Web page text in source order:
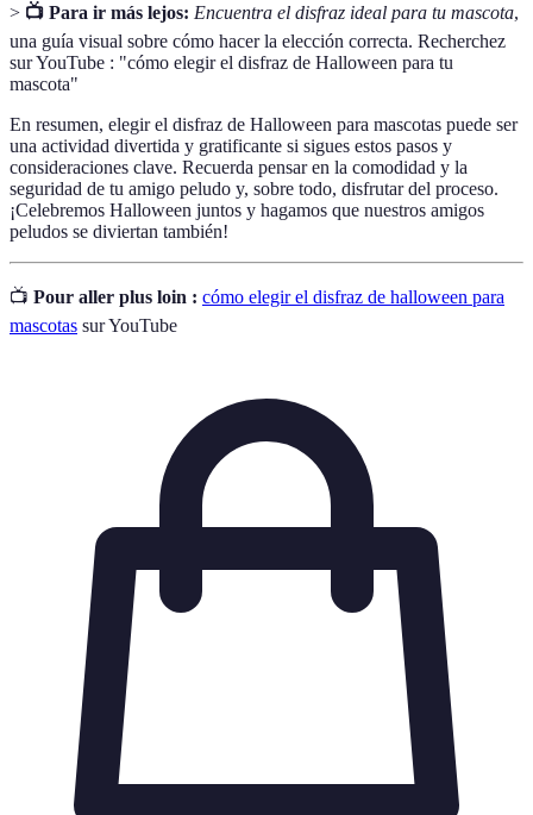
> 📺 Para ir más lejos: Encuentra el disfraz ideal para tu mascota,
una guía visual sobre cómo hacer la elección correcta. Recherchez
sur YouTube : "cómo elegir el disfraz de Halloween para tu
mascota"
En resumen, elegir el disfraz de Halloween para mascotas puede ser
una actividad divertida y gratificante si sigues estos pasos y
consideraciones clave. Recuerda pensar en la comodidad y la
seguridad de tu amigo peludo y, sobre todo, disfrutar del proceso.
¡Celebremos Halloween juntos y hagamos que nuestros amigos
peludos se diviertan también!
📺 Pour aller plus loin : cómo elegir el disfraz de halloween para
mascotas sur YouTube